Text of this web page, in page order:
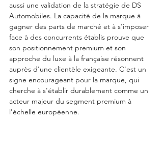
aussi une validation de la stratégie de DS
Automobiles. La capacité de la marque à
gagner des parts de marché et à s'imposer
face à des concurrents établis prouve que
son positionnement premium et son
approche du luxe à la française résonnent
auprès d'une clientèle exigeante. C'est un
signe encourageant pour la marque, qui
cherche à s'établir durablement comme un
acteur majeur du segment premium à
l'échelle européenne.